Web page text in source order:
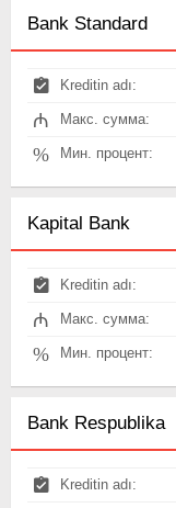
Bank Standard
Kreditin adı:
₼ Макс. сумма:
% Мин. процент:
Kapital Bank
Kreditin adı:
₼ Макс. сумма:
% Мин. процент:
Bank Respublika
Kreditin adı: